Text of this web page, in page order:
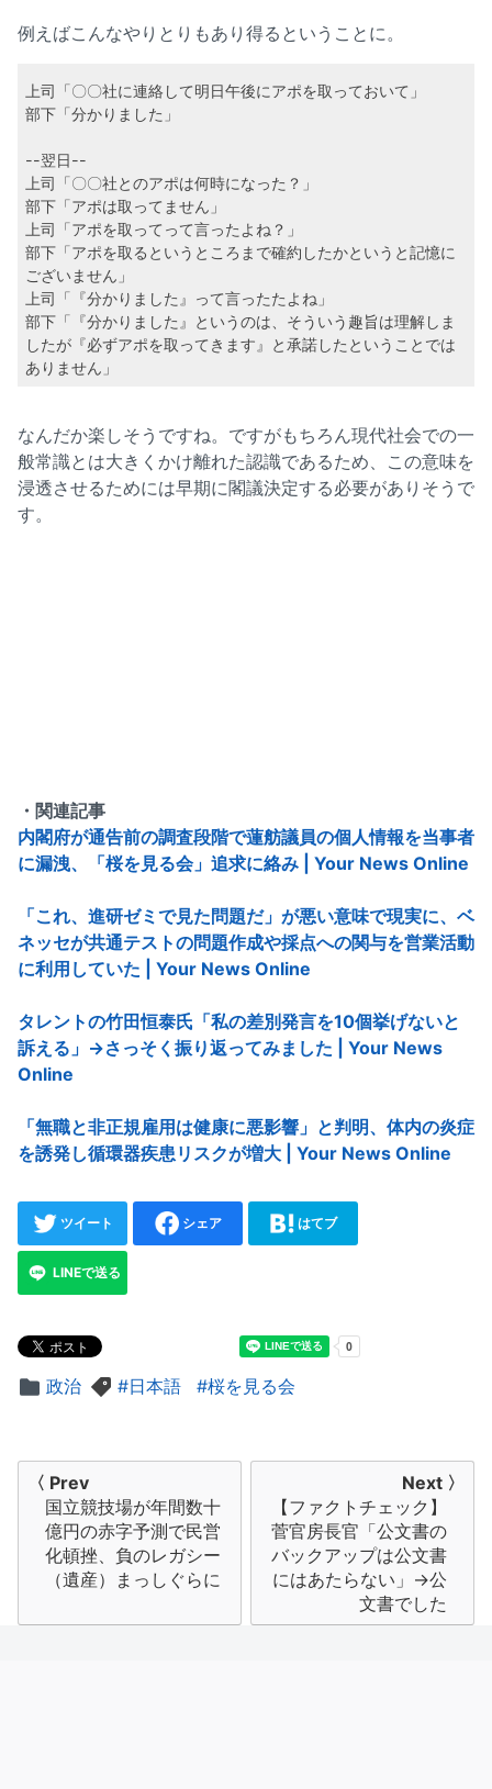
例えばこんなやりとりもあり得るということに。
上司「〇〇社に連絡して明日午後にアポを取っておいて」
部下「分かりました」
--翌日--
上司「〇〇社とのアポは何時になった？」
部下「アポは取ってません」
上司「アポを取ってって言ったよね？」
部下「アポを取るというところまで確約したかというと記憶に
ございません」
上司「『分かりました』って言ったたよね」
部下「『分かりました』というのは、そういう趣旨は理解しま
したが『必ずアポを取ってきます』と承諾したということでは
ありません」
なんだか楽しそうですね。ですがもちろん現代社会での一
般常識とは大きくかけ離れた認識であるため、この意味を
浸透させるためには早期に閣議決定する必要がありそうで
す。
・関連記事
内閣府が通告前の調査段階で蓮舫議員の個人情報を当事者
に漏洩、「桜を見る会」追求に絡み | Your News Online
「これ、進研ゼミで見た問題だ」が悪い意味で現実に、ベ
ネッセが共通テストの問題作成や採点への関与を営業活動
に利用していた | Your News Online
タレントの竹田恒泰氏「私の差別発言を10個挙げないと
訴える」→さっそく振り返ってみました | Your News
Online
「無職と非正規雇用は健康に悪影響」と判明、体内の炎症
を誘発し循環器疾患リスクが増大 | Your News Online
ツイート シェア はてブ
LINEで送る
政治 日本語 桜を見る会
〈 Prev
国立競技場が年間数十
億円の赤字予測で民営
化頓挫、負のレガシー
（遺産）まっしぐらに
Next 〉
【ファクトチェック】
菅官房長官「公文書の
バックアップは公文書
にはあたらない」→公
文書でした